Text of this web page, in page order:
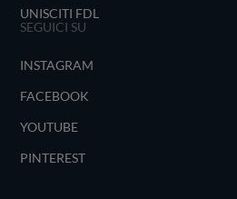
UNISCITI FDL
SEGUICI SU
INSTAGRAM
FACEBOOK
YOUTUBE
PINTEREST